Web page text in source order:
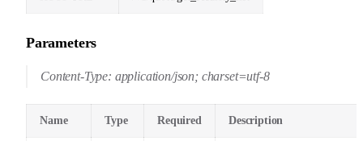
Parameters
Content-Type: application/json; charset=utf-8
Name Type Required Description